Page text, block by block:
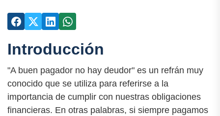
Introducción
"A buen pagador no hay deudor" es un refrán muy
conocido que se utiliza para referirse a la
importancia de cumplir con nuestras obligaciones
financieras. En otras palabras, si siempre pagamos